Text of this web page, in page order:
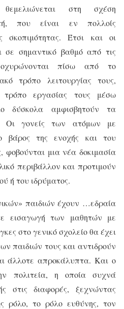
θεμελιώνεται στη σχέση
που είναι εν πολλοίς
Έτσι και οι
σε σημαντικό βαθμό από τις
οχυρώνονται πίσω από το
τρόπο λειτουργίας τους,
εργασίας τους μέσω
δύσκολα αμφισβητούν τα
Οι γονείς των ατόμων με
βάρος της ενοχής και του
φοβούνται μια νέα δοκιμασία
περιβάλλον και προτιμούν
ή του ιδρύματος.
παιδιών έχουν …εδραία
εισαγωγή των μαθητών με
στο γενικό σχολείο θα έχει
παιδιών τους και αντιδρούν
άλλοτε απροκάλυπτα. Και ο
πολιτεία, η οποία συχνά
στις διαφορές, ξεχνώντας
ρόλο, το ρόλο ευθύνης, τον